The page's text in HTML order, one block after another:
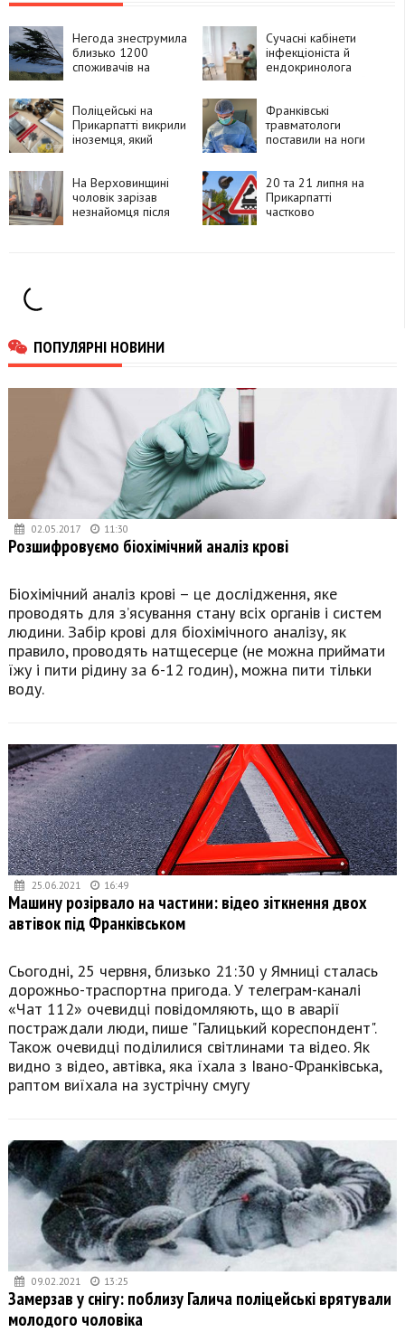
Негода знеструмила
близько 1200
споживачів на
Сучасні кабінети
інфекціоніста й
ендокринолога
Івано-Франківську
Поліцейські на
Прикарпатті викрили
іноземця, який
Telegram і збував їх
покупцям
Франківські
травматологи
поставили на ноги
операції
На Верховинщині
чоловік зарізав
незнайомця після
20 та 21 липня на
Прикарпатті
частково
ПОПУЛЯРНІ НОВИНИ
02.05.2017 11:30
Розшифровуємо біохімічний аналіз крові
Біохімічний аналіз крові – це дослідження, яке
проводять для з’ясування стану всіх органів і систем
людини. Забір крові для біохімічного аналізу, як
правило, проводять натщесерце (не можна приймати
їжу і пити рідину за 6-12 годин), можна пити тільки
воду.
25.06.2021 16:49
Машину розірвало на частини: відео зіткнення двох
автівок під Франківськом
Сьогодні, 25 червня, близько 21:30 у Ямниці сталась
дорожньо-траспортна пригода. У телеграм-каналі
«Чат 112» очевидці повідомляють, що в аварії
постраждали люди, пише "Галицький кореспондент".
Також очевидці поділилися світлинами та відео. Як
видно з відео, автівка, яка їхала з Івано-Франківська,
раптом виїхала на зустрічну смугу
09.02.2021 13:25
Замерзав у снігу: поблизу Галича поліцейські врятували
молодого чоловіка